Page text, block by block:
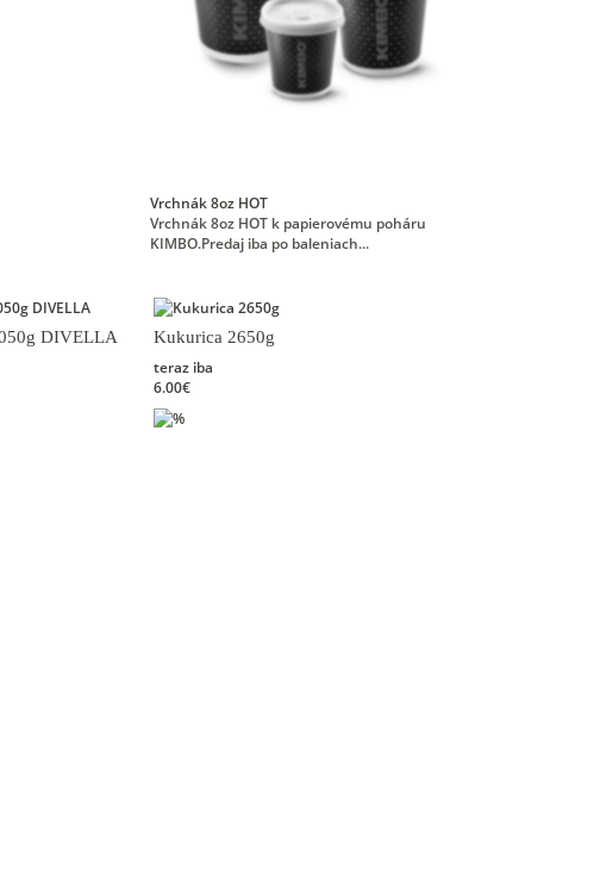
Vrchnák 8oz HOT
Vrchnák 8oz HOT k papierovému poháru
KIMBO.Predaj iba po baleniach...
DIVELLA Kukurica 2650g
teraz iba
6.00€